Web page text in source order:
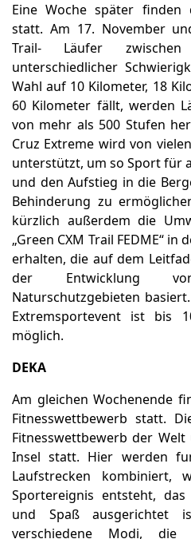
Eine Woche später finden
statt. Am 17. November
Trail- Läufer
unterschiedlicher
Wahl auf 10 Kilometer, 18
60 Kilometer fällt, werden
von mehr als 500 Stufen
Cruz Extreme wird von
unterstützt, um so Sport für
und den Aufstieg in die
Behinderung zu
kürzlich außerdem die
„Green CXM Trail FEDME“
erhalten, die auf dem
der Entwicklung
Naturschutzgebieten
Extremsportevent ist bis
möglich.
DEKA
Am gleichen Wochenende
Fitnesswettbewerb statt.
Fitnesswettbewerb der
Insel statt. Hier werden
Laufstrecken kombiniert,
Sportereignis entsteht,
und Spaß
verschiedene Modi,